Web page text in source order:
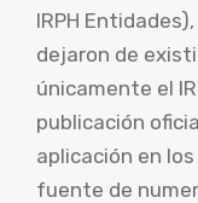
IRPH
dejaron de
únicamente el
publicación
aplicación en
fuente de